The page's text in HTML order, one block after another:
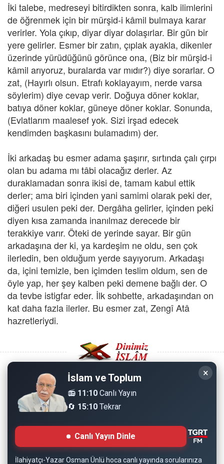
İki talebe, medreseyi bitirdikten sonra, kalb ilimlerini
de öğrenmek için bir mürşid-i kâmil bulmaya karar
verirler. Yola çıkıp, diyar diyar dolaşırlar. Bir gün bir
yere gelirler. Esmer bir zatın, çıplak ayakla, dikenler
üzerinde yürüdüğünü görünce ona, (Biz bir mürşid-i
kâmil arıyoruz, buralarda var mıdır?) diye sorarlar. O
zat, (Hayırlı olsun. Etrafı koklayayım, nerde varsa
söylerim) diye cevap verir. Doğuya döner koklar,
batıya döner koklar, güneye döner koklar. Sonunda,
(Evlatlarım maalesef yok. Sizi irşad edecek
kendimden başkasını bulamadım) der.
İki arkadaş bu esmer adama şaşırır, sırtında çalı çırpı
olan bu adama mı tâbi olacağız derler. Az
duraklamadan sonra ikisi de, tamam kabul ettik
derler; ama biri içinden yani samimi olarak peki der,
diğeri usulen peki der. Dergâha gelirler, içinden peki
diyen kısa zamanda inanılmaz derecede bir
terakkiye varır. Öteki de yerinde sayar. Bir gün
arkadaşına der ki, ya kardeşim ne oldu, sen çok
ilerledin, ben olduğum yerde sayıyorum. Arkadaşı
da, içini temizle, ben içimden teslim oldum, sen de
öyle yap, her şey kalben peki demene bağlı der. O
da tevbe istigfar eder. İlk sohbette, arkadaşından on
kat daha fazla ilerler. Bu esmer zat, Zengî Atâ
hazretleriydi.
Copyright © 2008 - Dinimiz İslam. Her Hakkı Saklıdır.
Sitemizdeki bilgiler, bütün insanların istifadesi için
hazırlanmıştır. Orijinaline sadık kalmak şartıyla, izin
almaya gerek kalmadan, herkes istediği gibi alıp istifade
edebilir.
×
İslam ve Toplum
📻 11:10 Canlı Yayın
🔄 15:10 Tekrar
Canlı Yayın Dinle
İlahiyatçı-Yazar Osman Ünlü hoca canlı yayında sorularınıza